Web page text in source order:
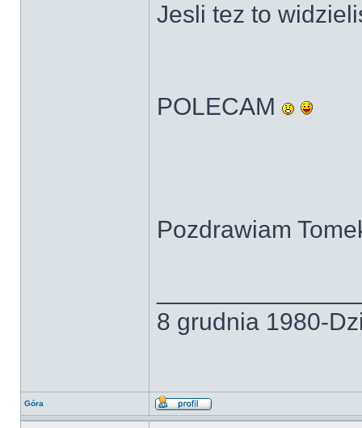
Jesli tez to
POLECAM
Pozdrawiam
8 grudnia 1980-
Góra